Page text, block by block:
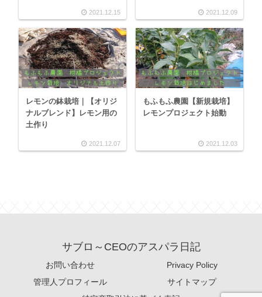
2021.12.15 2021.12.09
レモンの鉢栽培｜【オリジ
ナルブレンド】レモン用の
土作り
2021.12.07
もふもふ農園【新規栽培】
レモンプロジェクト始動
2021.12.03
サブロ～CEOのアスパラ日記
お問い合わせ
Privacy Policy
管理人プロフィール
サイトマップ